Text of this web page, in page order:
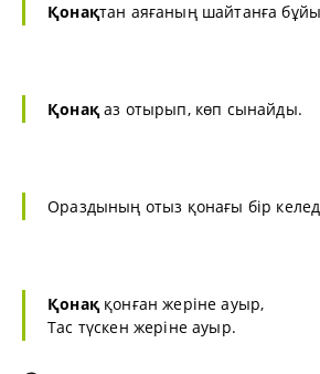
Қонақтан аяғаның шайтанға
Қонақаз отырып, көп сынайды.
Ораздының отыз қонағы бір
Қонаққонған жеріне ауыр,
Тас түскен жеріне ауыр.